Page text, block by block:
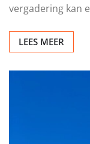
vergadering kan
LEES MEER